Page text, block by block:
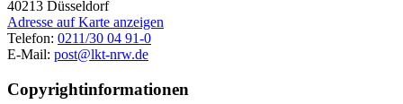
40213 Düsseldorf
Adresse auf Karte anzeigen
Telefon: 0211/30 04 91-0
E-Mail: post@lkt-nrw.de
Copyrightinformationen